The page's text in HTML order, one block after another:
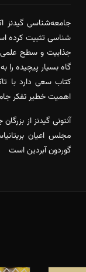
جامعه‌شناسی گیدنز
جذابیت و سطح
گاه بسیار پیچیده
کتاب سعی دارد با
اهمیت خطیر تفکر
آنتونی گیدنز از
مجلس اعیان
گوردون آبردین است